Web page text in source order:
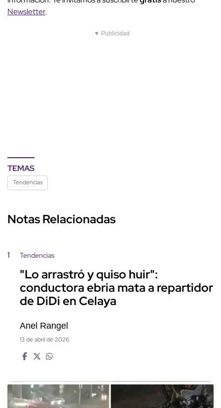
Newsletter.
▼ Publicidad
TEMAS
Tendencias
Notas Relacionadas
1 Tendencias
"Lo arrastró y quiso huir":
conductora ebria mata a repartidor
de DiDi en Celaya
Anel Rangel
13 de abril de 2026